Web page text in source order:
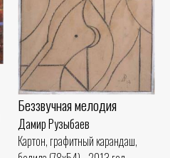
Беззвучная мелодия
Дамир Рузыбаев
Картон, графитный карандаш,